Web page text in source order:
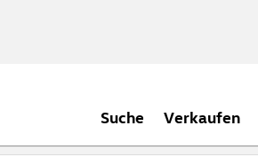
Suche Verkaufen